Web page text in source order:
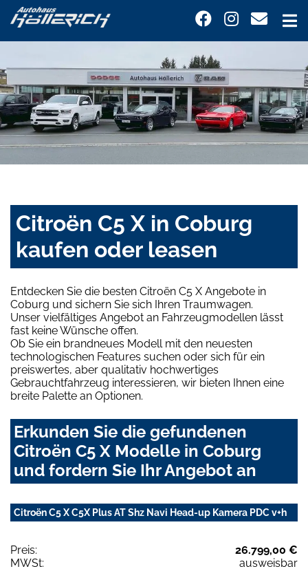
Citroën C5 X in Coburg
kaufen oder leasen
Entdecken Sie die besten Citroën C5 X Angebote in
Coburg und sichern Sie sich Ihren Traumwagen.
Unser vielfältiges Angebot an Fahrzeugmodellen lässt
fast keine Wünsche offen.
Ob Sie ein brandneues Modell mit den neuesten
technologischen Features suchen oder sich für ein
preiswertes, aber qualitativ hochwertiges
Gebrauchtfahrzeug interessieren, wir bieten Ihnen eine
breite Palette an Optionen.
Erkunden Sie die gefundenen
Citroën C5 X Modelle in Coburg
und fordern Sie Ihr Angebot an
Citroën C5 X C5X Plus AT Shz Navi Head-up Kamera PDC v+h
Preis:
26.799,00 €
MWSt:
ausweisbar